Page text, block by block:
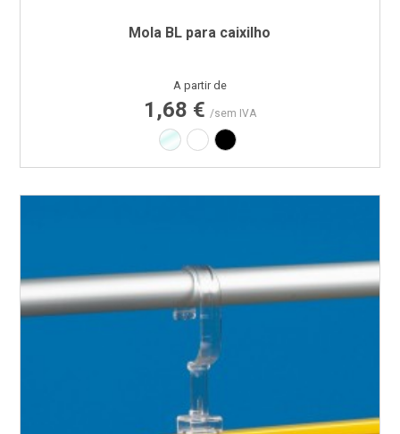
Mola BL para caixilho
Preço
A partir de
1,68 € /sem IVA
Transparente
BrancoPreto